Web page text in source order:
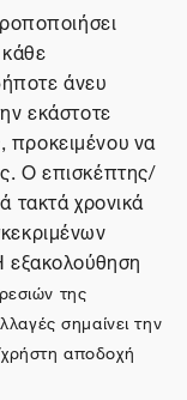
άνευ
εκάστοτε
να
Ο επισκέπτης/
τακτά χρονικά
εξακολούθηση
της
σημαίνει την
αποδοχή